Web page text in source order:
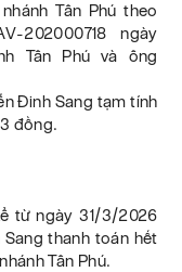
Tân Phú theo
202000718 ngày
Tân Phú và ông
Đinh Sang tạm tính
đồng.
từ ngày 31/3/2026
thanh toán hết
Tân Phú.